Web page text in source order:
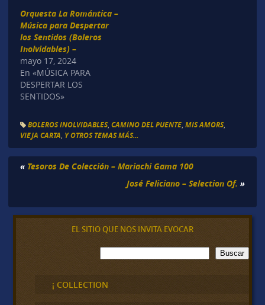
Orquesta La Romántica –
Música para Despertar
los Sentidos (Boleros
Inolvidables) –
mayo 17, 2024
En «MÚSICA PARA
DESPERTAR LOS
SENTIDOS»
BOLEROS INOLVIDABLES, CAMINO DEL PUENTE, MIS AMORS,
VIEJA CARTA Y OTROS TEMAS MÁS...
« Tesoros De Colección – Mariachi Gama 100
José Feliciano – Selection Of. »
EL SITIO QUE NOS INVITA EVOCAR
B
u
c
a
Buscar
¡ COLLECTION